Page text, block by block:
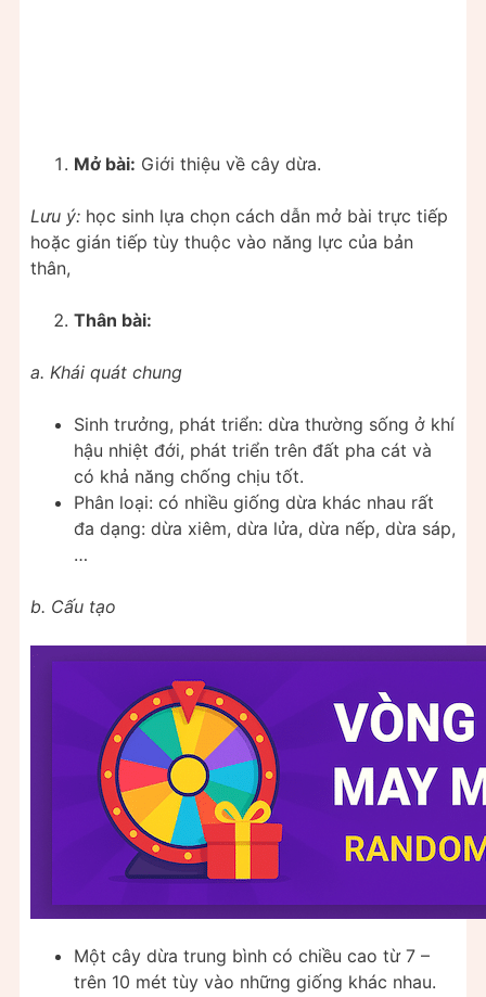
Mở bài: Giới thiệu về cây dừa.
Lưu ý: học sinh lựa chọn cách dẫn mở bài trực tiếp
hoặc gián tiếp tùy thuộc vào năng lực của bản
thân,
Thân bài:
a. Khái quát chung
Sinh trưởng, phát triển: dừa thường sống ở khí
hậu nhiệt đới, phát triển trên đất pha cát và
có khả năng chống chịu tốt.
Phân loại: có nhiều giống dừa khác nhau rất
đa dạng: dừa xiêm, dừa lửa, dừa nếp, dừa sáp,
…
b. Cấu tạo
Một cây dừa trung bình có chiều cao từ 7 –
trên 10 mét tùy vào những giống khác nhau.